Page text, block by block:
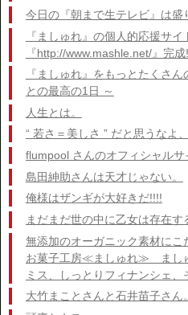
今日の『朝まで生テレビ』は盛
『ましゅれ』の個人的応援サイ
『http://www.mashle.net/』完成
『ましゅれ』をもっとたくさ
との最高の1日 ～
人生とは。
“ 若さ＝美しさ ” だと思うなよ
flumpool さんのオフィシャルサ
島田紳助さんは天才じゃない。
俺様はザンギが大好きだ!!!!
まだまだ世の中に乙女は存在す
無添加のオーガニック素材にこ
お菓子工房≪ましゅれ≫ まし
ミス、しっとりフィナンシェ、
大竹まことさんと石井苗子さん。